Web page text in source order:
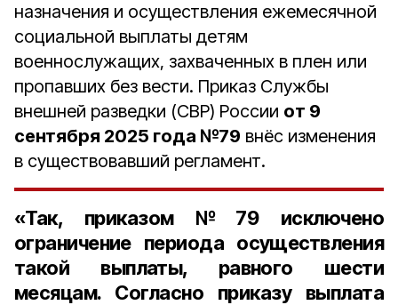
назначения и осуществления ежемесячной
социальной выплаты детям
военнослужащих, захваченных в плен или
пропавших без вести. Приказ Службы
внешней разведки (СВР) России от 9
сентября 2025 года №79 внёс изменения
в существовавший регламент.
«Так, приказом №79 исключено
ограничение периода осуществления
такой выплаты, равного шести
месяцам. Согласно приказу выплата